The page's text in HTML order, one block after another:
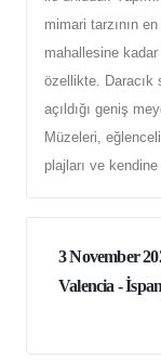
mimari tarzının
mahallesine
özellikte. Daracık
açıldığı geniş
Müzeleri, eğlenceli
plajları ve
3 November
Valencia -